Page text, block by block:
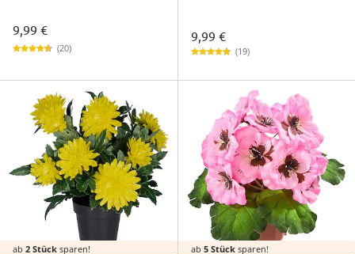
9,99 €
(20)
9,99 €
(19)
ab 2 Stück sparen! ab 5 Stücksparen!